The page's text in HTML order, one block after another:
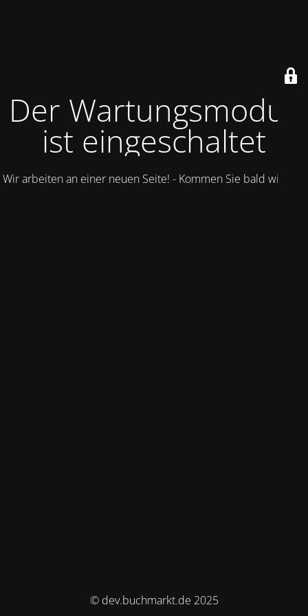
Der Wartungsmodus
ist eingeschaltet
Wir arbeiten an einer neuen Seite! - Kommen Sie bald wieder.
© dev.buchmarkt.de 2025